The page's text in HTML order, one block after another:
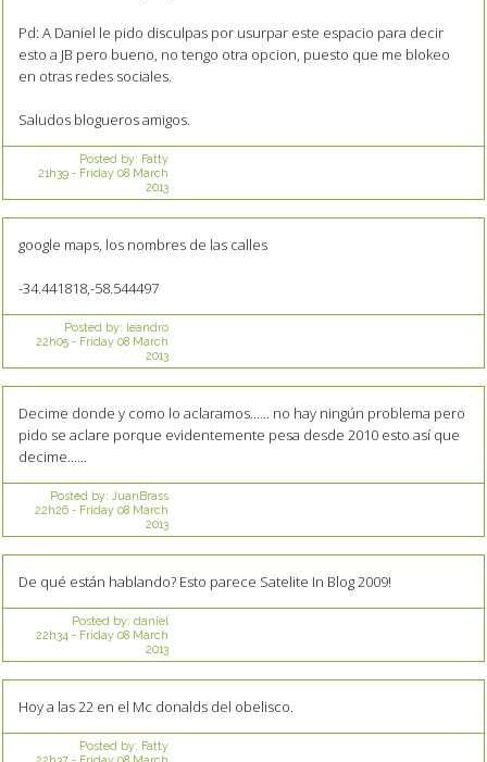
Pd: A Daniel le pido disculpas por usurpar este espacio para decir
esto a JB pero bueno, no tengo otra opcion, puesto que me blokeo
en otras redes sociales.
Saludos blogueros amigos.
Posted by: Fatty
21h39- Friday 08 March
2013
google maps, los nombres de las calles
-34.441818,-58.544497
Posted by: leandro
22h05- Friday 08 March
2013
Decime donde y como lo aclaramos...... no hay ningún problema pero
pido se aclare porque evidentemente pesa desde 2010 esto así que
decime......
Posted by: JuanBrass
22h26- Friday 08 March
2013
De qué están hablando? Esto parece Satelite In Blog 2009!
Posted by: daniel
22h34 - Friday 08 March
2013
Hoy a las 22 en el Mc donalds del obelisco.
Posted by: Fatty